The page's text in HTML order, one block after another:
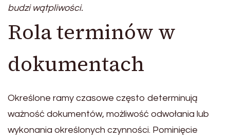
budzi wątpliwości.
Rola terminów w
dokumentach
Określone ramy czasowe często determinują
ważność dokumentów, możliwość odwołania lub
wykonania określonych czynności. Pominięcie